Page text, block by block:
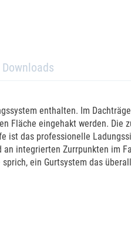
enthalten. Im
Fläche eingehakt werden.
das professionelle
integrierten Zurrpunkten im
ein Gurtsystem das